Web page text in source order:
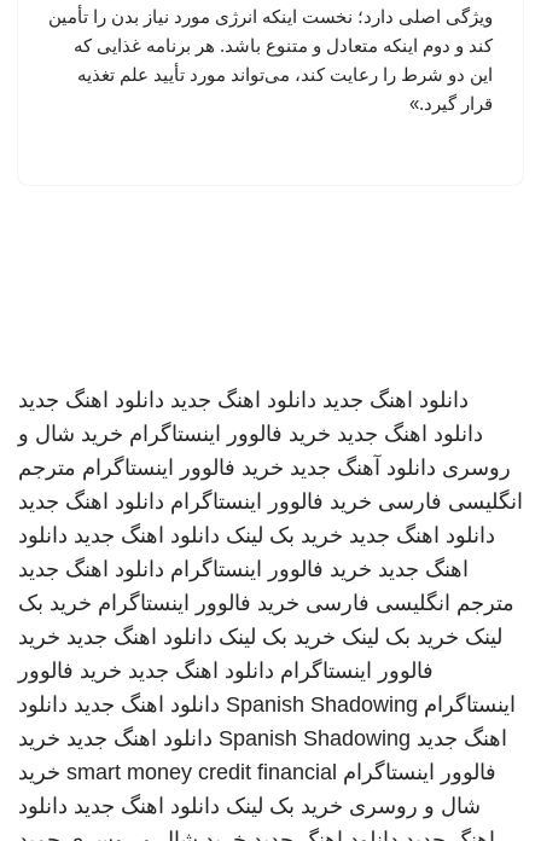
ویژگی اصلی دارد؛ نخست اینکه انرژی مورد نیاز بدن را تأمین
کند و دوم اینکه متعادل و متنوع باشد. هر برنامه غذایی که
این دو شرط را رعایت کند، می‌تواند مورد تأیید علم تغذیه
قرار گیرد.»
دانلود اهنگ جدید دانلود اهنگ جدید دانلود اهنگ جدید
دانلود اهنگ جدید خرید فالوور اینستاگرام خرید شال و
روسری دانلود آهنگ جدید خرید فالوور اینستاگرام مترجم
انگلیسی فارسی خرید فالوور اینستاگرام دانلود اهنگ جدید
دانلود اهنگ جدید خرید بک لینک دانلود اهنگ جدید دانلود
اهنگ جدید خرید فالوور اینستاگرام دانلود اهنگ جدید
مترجم انگلیسی فارسی خرید فالوور اینستاگرام خرید بک
لینک خرید بک لینک خرید بک لینک دانلود اهنگ جدید خرید
فالوور اینستاگرام دانلود اهنگ جدید خرید فالوور
اینستاگرام Spanish Shadowing دانلود اهنگ جدید دانلود
اهنگ جدید Spanish Shadowing دانلود اهنگ جدید خرید
فالوور اینستاگرام smart money credit financial خرید
شال و روسری خرید بک لینک دانلود اهنگ جدید دانلود